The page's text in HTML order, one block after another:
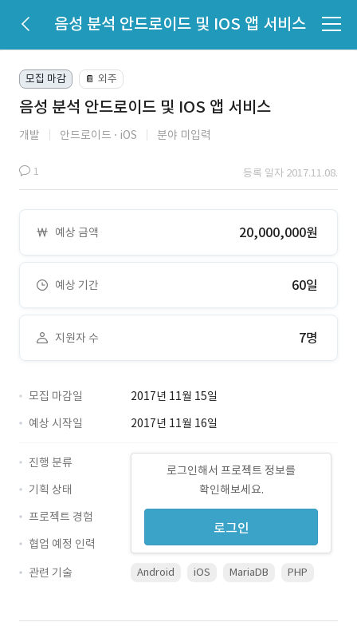
음성 분석 안드로이드 및 IOS 앱 서비스
모집 마감 📔 외주
음성 분석 안드로이드 및 IOS 앱 서비스
개발 안드로이드 iOS 분야 미입력
1 등록 일자 2017.11.08.
예상 금액 20,000,000원
예상 기간 60일
지원자 수 7명
모집 마감일
2017년 11월 15일
예상 시작일
2017년 11월 16일
로그인해서 프로젝트 정보를
확인해보세요.
로그인
진행 분류
기획 상태
프로젝트 경험
협업 예정 인력
관련 기술
Android iOS MariaDB PHP